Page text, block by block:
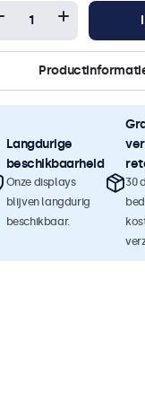
Langdurige
beschikbaarheid
Onze displays
blijven langdurig
beschikbaar.
30